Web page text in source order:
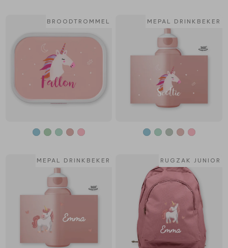
BROODTROMMEL MEPAL DRINKBEKER
MEPAL DRINKBEKER RUGZAK JUNIOR